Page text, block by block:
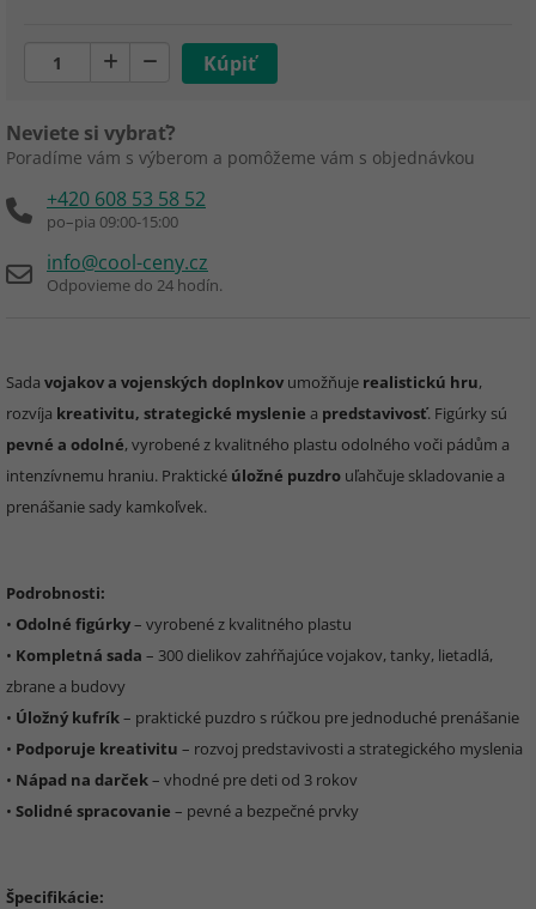
Neviete si vybrať?
Poradíme vám s výberom a pomôžeme vám s objednávkou
+420 608 53 58 52
po–pia 09:00-15:00
info@cool-ceny.cz
Odpovieme do 24 hodín.
Sada vojakov a vojenských doplnkov umožňuje realistickú hru,
rozvíja kreativitu, strategické myslenie a predstavivosť. Figúrky sú
pevné a odolné, vyrobené z kvalitného plastu odolného voči pádům a
intenzívnemu hraniu. Praktické úložné puzdro uľahčuje skladovanie a
prenášanie sady kamkoľvek.
Podrobnosti:
• Odolné figúrky– vyrobené z kvalitného plastu
• Kompletná sada – 300 dielikov zahŕňajúce vojakov, tanky, lietadlá,
zbrane a budovy
• Úložný kufrík– praktické puzdro s rúčkou pre jednoduché prenášanie
• Podporuje kreativitu – rozvoj predstavivosti a strategického myslenia
• Nápad na darček– vhodné pre deti od 3 rokov
• Solidné spracovanie – pevné a bezpečné prvky
Špecifikácie: